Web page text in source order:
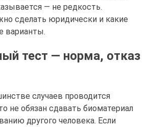
— не редкость.
сделать юридически и какие
варианты.
тест — норма, отказ
случаев проводится
не обязан сдавать биоматериал
другого человека. Если